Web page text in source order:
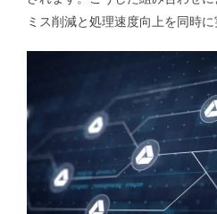
ミス削減と処理速度向上を同時に